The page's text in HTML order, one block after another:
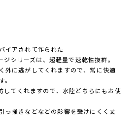
イアされて作られた
シリーズは、超軽量で速乾性抜群。
外に逃がしてくれますので、常に快適
してくれますので、水陸どちらにもお使
っ掻きなどなどの影響を受けにくく丈